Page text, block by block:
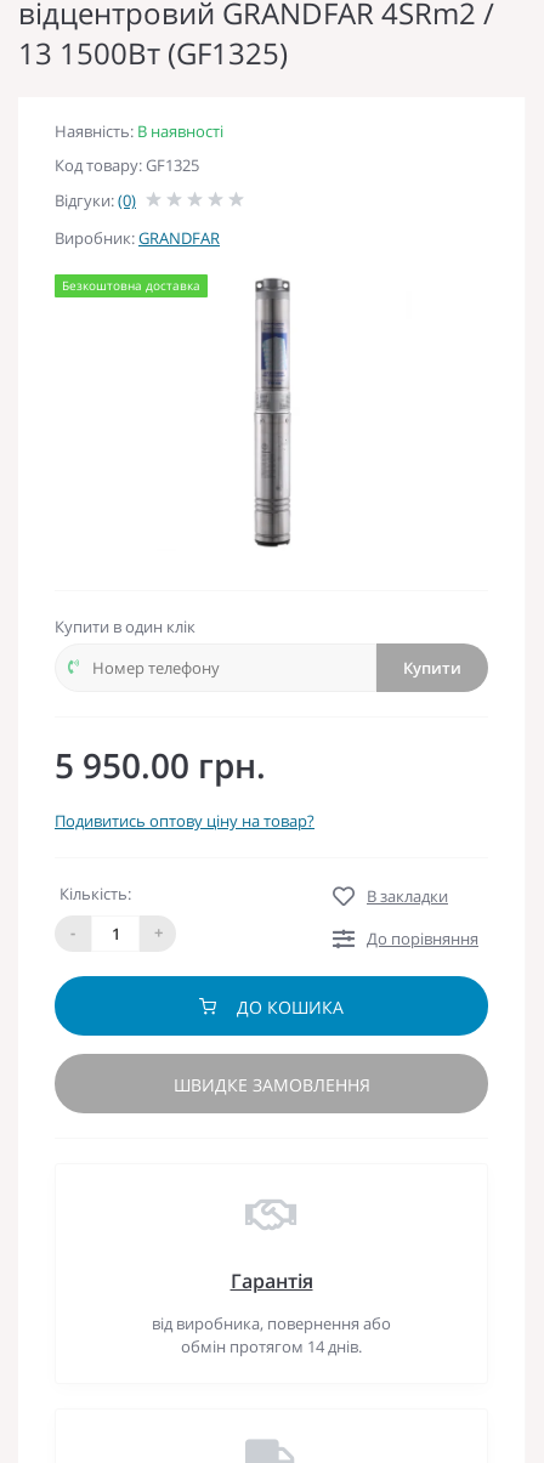
відцентровий GRANDFAR 4SRm2 /
13 1500Вт (GF1325)
Наявність: В наявності
Код товару: GF1325
Відгуки:(0)
Виробник:GRANDFAR
Безкоштовна доставка
Купити в один клік
Купити
5 950.00 грн.
Подивитись оптову ціну на товар?
Кількість:
-
+
В закладки
До порівняння
ДО КОШИКА
ШВИДКЕ ЗАМОВЛЕННЯ
Гарантія
від виробника, повернення або
обмін протягом 14 днів.